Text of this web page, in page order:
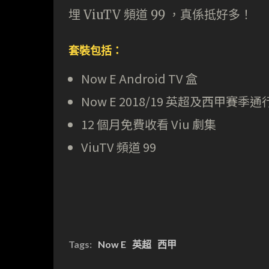
埋 ViuTV 頻道 99 ，真係抵好多！
套裝包括：
Now E Android TV 盒
Now E 2018/19 英超及西甲賽季通
12 個月免費收看 Viu 劇集
ViuTV 頻道 99
Tags: Now E 英超 西甲